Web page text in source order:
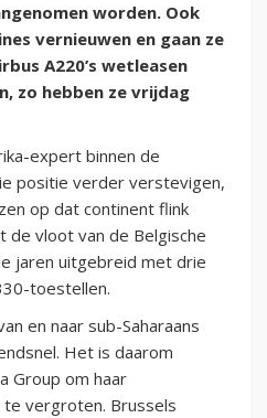
worden. Ook
vernieuwen en gaan ze
A220’s wetleasen
zo hebben ze vrijdag
expert binnen de
positie verder verstevigen,
op dat continent flink
vloot van de Belgische
jaren uitgebreid met drie
toestellen.
en naar sub-Saharaans
Het is daarom
Group om haar
vergroten. Brussels